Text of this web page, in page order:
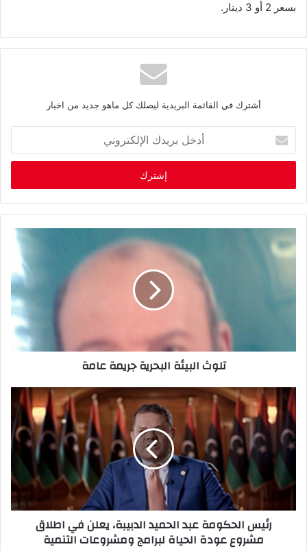
بسعر 2 أو 3 دينار.
أشترك في القائمة البريدية ليصلك كل ماهو جديد من اخبار
خ
ب
ر
د
ك
ر
ي
تلوث البيئة البحرية جريمة عامة
رئيس الحكومة عبد الحميد الدبيبة، يعلن في اطلاق
مشروع عودة الحياة لبرامج ومشروعات التنمية